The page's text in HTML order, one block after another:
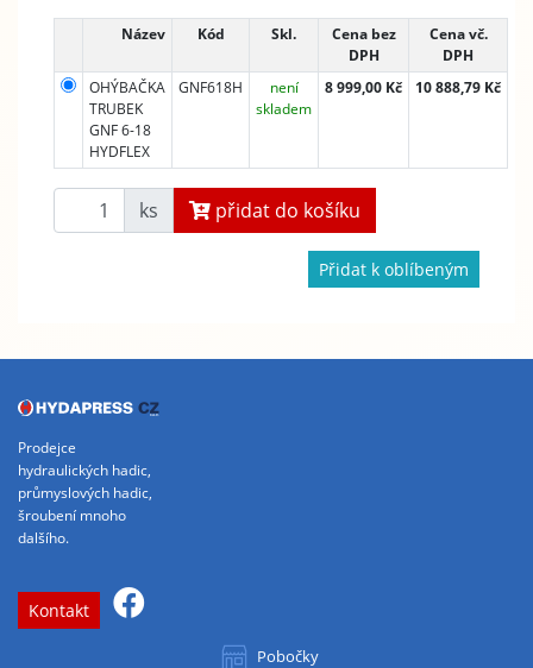
Název Kód Skl.
Cena bez
DPH
Cena vč.
DPH
OHÝBAČKA
TRUBEK
GNF 6-18
HYDFLEX
GNF618H
není
skladem
8 999,00 Kč 10 888,79 Kč
ks přidat do košíku
Přidat k oblíbeným
Prodejce
hydraulických hadic,
průmyslových hadic,
šroubení mnoho
dalšího.
Kontakt
Pobočky